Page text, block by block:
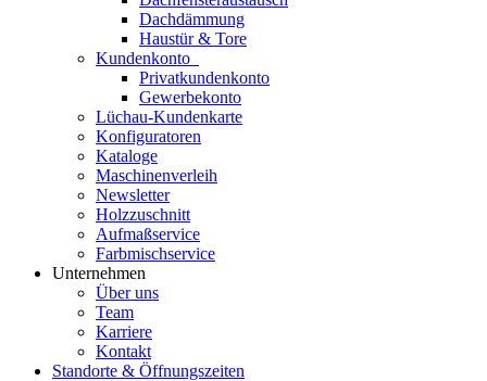
Dachdämmung
Haustür & Tore
Kundenkonto
Privatkundenkonto
Gewerbekonto
Lüchau-Kundenkarte
Konfiguratoren
Kataloge
Maschinenverleih
Newsletter
Holzzuschnitt
Aufmaßservice
Farbmischservice
Unternehmen
Über uns
Team
Karriere
Kontakt
Standorte & Öffnungszeiten